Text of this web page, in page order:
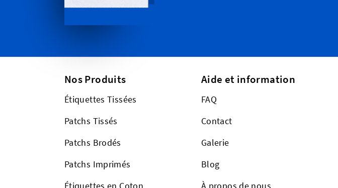
Nos Produits
Étiquettes Tissées
Patchs Tissés
Patchs Brodés
Patchs Imprimés
Aide et information
FAQ
Contact
Galerie
Blog